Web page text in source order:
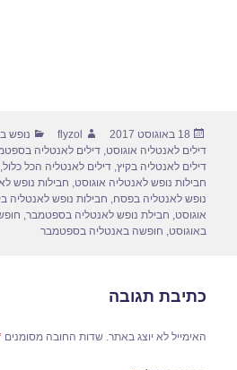
פורסם
בתאריך
18 באוגוסט 2017 מחבר
flyzol נופש
דילים לאנטליה אוגוסט,דילים לאנטליה
דילים לאנטליה בקיץ,דילים לאנטליה הכל כלול,
חבילות נופש לאנטליה אוגוסט, חבילות נופש
נופש לאנטליה בפסח, חבילות נופש לאנטליה
אוגוסט, חבילת נופש לאנטליה בספטמבר,
באוגוסט, חופשה באנטליה בספטמבר
כתיבת תגובה
האימייל לא יוצג באתר. שדות החובה מסומנים